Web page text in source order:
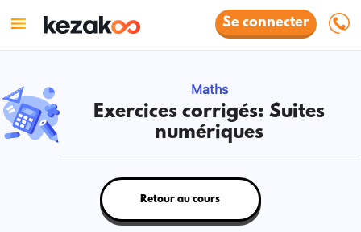
Se connecter
Maths
Exercices corrigés: Suites
numériques
Retour au cours